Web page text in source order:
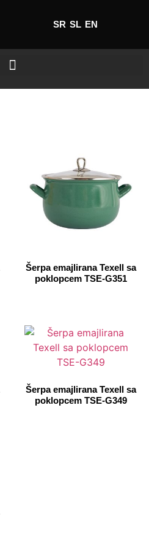
SR SL EN
Šerpa emajlirana Texell sa
poklopcem TSE-G351
Šerpa emajlirana Texell sa
poklopcem TSE-G349